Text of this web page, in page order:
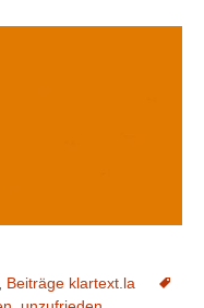
Beiträge klartext.la